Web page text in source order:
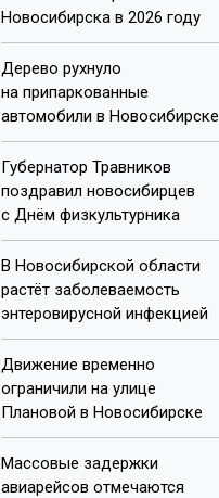
Новосибирска в 2026 году
Дерево рухнуло
на припаркованные
автомобили в Новосибирске
Губернатор Травников
поздравил новосибирцев
с Днём физкультурника
В Новосибирской области
растёт заболеваемость
энтеровирусной инфекцией
Движение временно
ограничили на улице
Плановой в Новосибирске
Массовые задержки
авиарейсов отмечаются